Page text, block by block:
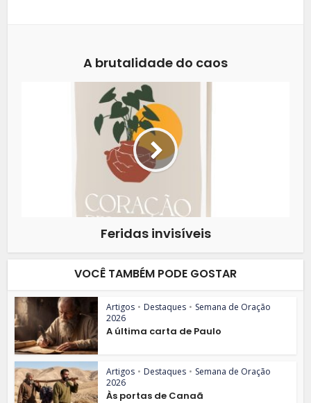
A brutalidade do caos
Feridas invisíveis
VOCÊ TAMBÉM PODE GOSTAR
Artigos • Destaques • Semana de Oração
2026
A última carta de Paulo
Artigos • Destaques • Semana de Oração
2026
Às portas de Canaã